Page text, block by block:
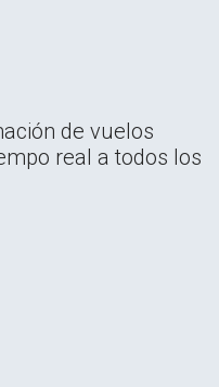
de vuelos
real a todos los